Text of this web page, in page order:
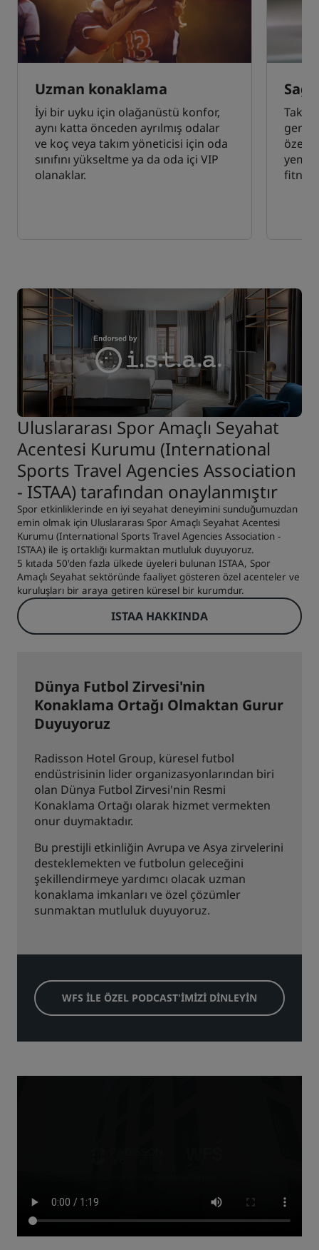
Uzman konaklama
İyi bir uyku için olağanüstü konfor,
aynı katta önceden ayrılmış odalar
ve koç veya takım yöneticisi için oda
sınıfını yükseltme ya da oda içi VIP
olanaklar.
özel
Uluslararası Spor Amaçlı Seyahat
Acentesi Kurumu (International
Sports Travel Agencies Association
- ISTAA) tarafından onaylanmıştır
Spor etkinliklerinde en iyi seyahat deneyimini sunduğumuzdan
emin olmak için Uluslararası Spor Amaçlı Seyahat Acentesi
Kurumu (International Sports Travel Agencies Association -
ISTAA) ile iş ortaklığı kurmaktan mutluluk duyuyoruz.
5 kıtada 50'den fazla ülkede üyeleri bulunan ISTAA, Spor
Amaçlı Seyahat sektöründe faaliyet gösteren özel acenteler ve
kuruluşları bir araya getiren küresel bir kurumdur.
ISTAA HAKKINDA
Dünya Futbol Zirvesi'nin
Konaklama Ortağı Olmaktan Gurur
Duyuyoruz
Radisson Hotel Group, küresel futbol
endüstrisinin lider organizasyonlarından biri
olan Dünya Futbol Zirvesi'nin Resmi
Konaklama Ortağı olarak hizmet vermekten
onur duymaktadır.
Bu prestijli etkinliğin Avrupa ve Asya zirvelerini
desteklemekten ve futbolun geleceğini
şekillendirmeye yardımcı olacak uzman
konaklama imkanları ve özel çözümler
sunmaktan mutluluk duyuyoruz.
WFS İLE ÖZEL PODCAST'İMİZİ DİNLEYİN